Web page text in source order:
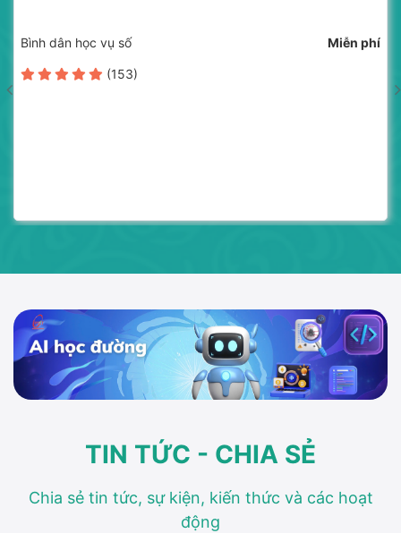
Bình dân học vụ số Miễn phí
(153)
TIN TỨC - CHIA SẺ
Chia sẻ tin tức, sự kiện, kiến thức và các hoạt
động